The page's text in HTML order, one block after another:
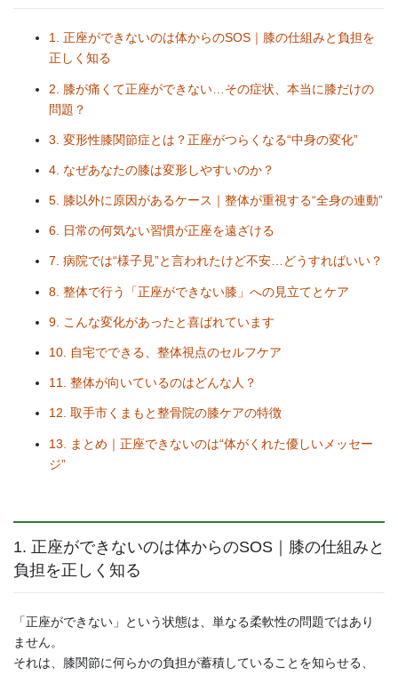
1. 正座ができないのは体からのSOS｜膝の仕組みと負担を
正しく知る
2. 膝が痛くて正座ができない…その症状、本当に膝だけの
問題？
3. 変形性膝関節症とは？正座がつらくなる“中身の変化”
4. なぜあなたの膝は変形しやすいのか？
5. 膝以外に原因があるケース｜整体が重視する“全身の連動”
6. 日常の何気ない習慣が正座を遠ざける
7. 病院では“様子見”と言われたけど不安…どうすればいい？
8. 整体で行う「正座ができない膝」への見立てとケア
9. こんな変化があったと喜ばれています
10. 自宅でできる、整体視点のセルフケア
11. 整体が向いているのはどんな人？
12. 取手市くまもと整骨院の膝ケアの特徴
13. まとめ｜正座できないのは“体がくれた優しいメッセー
ジ”
1. 正座ができないのは体からのSOS｜膝の仕組みと
負担を正しく知る
「正座ができない」という状態は、単なる柔軟性の問題ではあり
ません。
それは、膝関節に何らかの負担が蓄積していることを知らせる、